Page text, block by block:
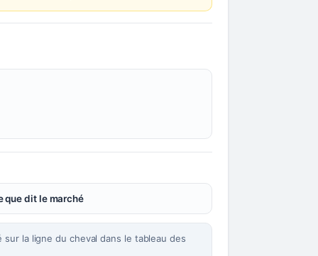
que dit le marché
la ligne du cheval dans le tableau des